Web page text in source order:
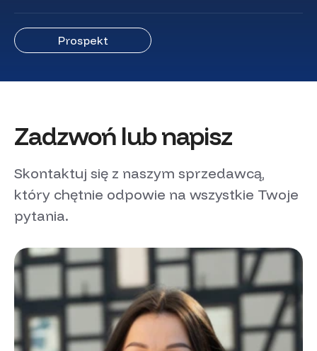
Prospekt
Zadzwoń lub napisz
Skontaktuj się z naszym sprzedawcą,
który chętnie odpowie na wszystkie Twoje
pytania.